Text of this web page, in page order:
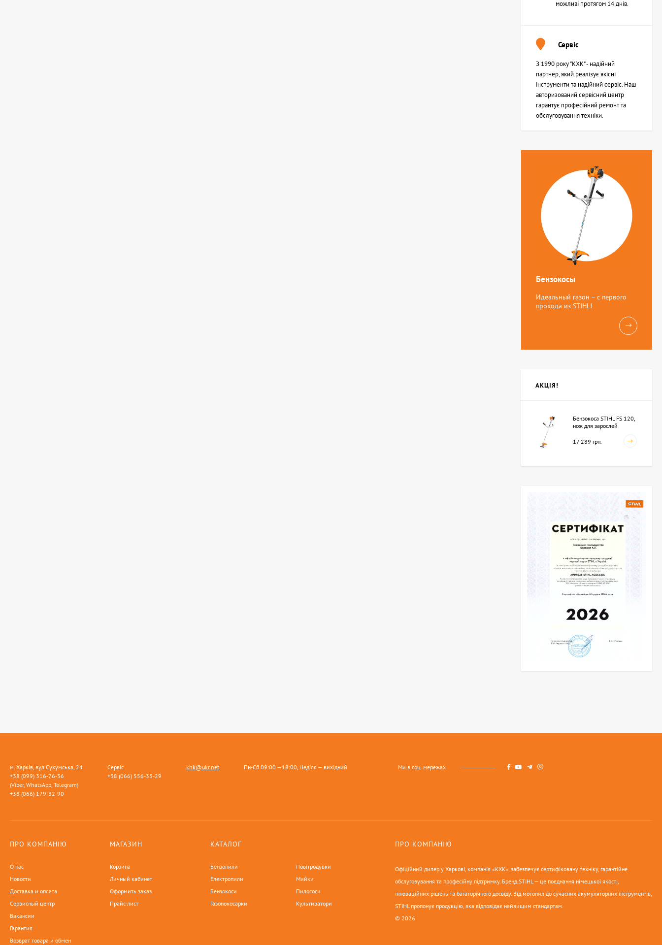
можливі протягом 14 днів.
Сервіс
З 1990 року "КХК" - надійний
партнер, який реалізує якісні
інструменти та надійний сервіс. Наш
авторизований сервісний центр
гарантує професійний ремонт та
обслуговування техніки.
Бензокосы
Идеальный газон – с первого
прохода из STIHL!
АКЦІЯ!
Бензокоса STIHL FS 120,
нож для зарослей
17 289 грн.
м. Харків, вул.Сухумська, 24
+38 (099) 316-76-36
(Viber, WhatsApp, Telegram)
+38 (066) 179-82-90
Сервіс
+38 (066) 556-33-29
khk@ukr.net Пн-Сб 09:00 —18:00, Неділя — вихідний Ми в соц. мережах
ПРО КОМПАНІЮ
О нас
Новости
Доставка и оплата
Сервисный центр
Вакансии
Гарантия
Возврат товара и обмен
МАГАЗИН
Корзина
Личный кабинет
Оформить заказ
Прайс-лист
КАТАЛОГ
Бензопили
Електропили
Бензокоси
Газонокосарки
Повітродувки
Мийки
Пилососи
Культиватори
ПРО КОМПАНІЮ
Офіційний дилер у Харкові, компанія «КХК», забезпечує сертифіковану техніку, гарантійне
обслуговування та професійну підтримку. Бренд STIHL — це поєднання німецької якості,
інноваційних рішень та багаторічного досвіду. Від мотопил до сучасних акумуляторних інструментів,
STIHL пропонує продукцію, яка відповідає найвищим стандартам.
© 2026